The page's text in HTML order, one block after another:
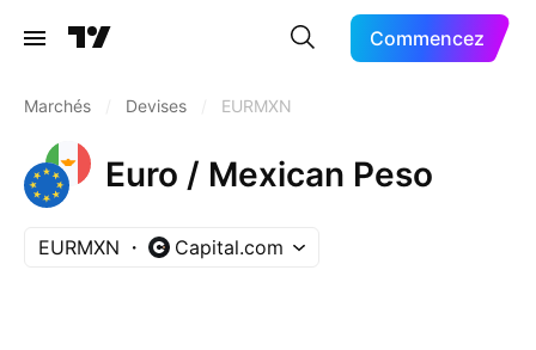
Commencez
Marchés Devises EURMXN
Euro / Mexican Peso
EURMXN Capital.com